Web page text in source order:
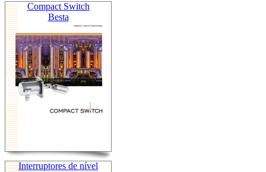
Compact Switch
Besta
Interruptores de nível